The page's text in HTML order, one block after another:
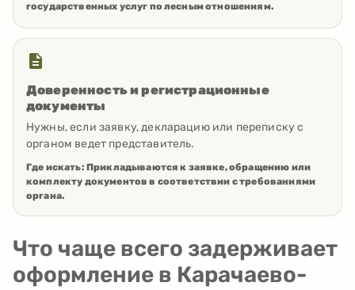
государственных услуг по лесным отношениям.
Доверенность и регистрационные
документы
Нужны, если заявку, декларацию или переписку с
органом ведет представитель.
Где искать: Прикладываются к заявке, обращению или
комплекту документов в соответствии с требованиями
органа.
Что чаще всего задерживает
оформление в Карачаево-